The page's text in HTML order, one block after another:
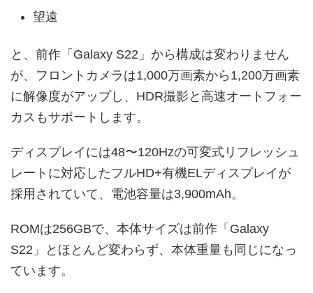
望遠
と、前作「Galaxy S22」から構成は変わりません
が、フロントカメラは1,000万画素から1,200万画素
に解像度がアップし、HDR撮影と高速オートフォー
カスもサポートします。
ディスプレイには48〜120Hzの可変式リフレッシュ
レートに対応したフルHD+有機ELディスプレイが
採用されていて、電池容量は3,900mAh。
ROMは256GBで、本体サイズは前作「Galaxy
S22」とほとんど変わらず、本体重量も同じになっ
ています。